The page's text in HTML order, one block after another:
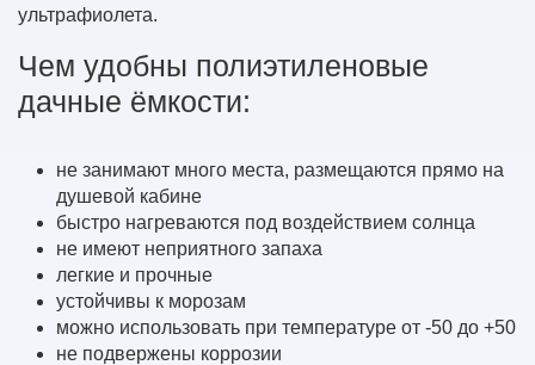
ультрафиолета.
Чем удобны полиэтиленовые
дачные ёмкости:
не занимают много места, размещаются прямо на
душевой кабине
быстро нагреваются под воздействием солнца
не имеют неприятного запаха
легкие и прочные
устойчивы к морозам
можно использовать при температуре от -50 до +50
не подвержены коррозии